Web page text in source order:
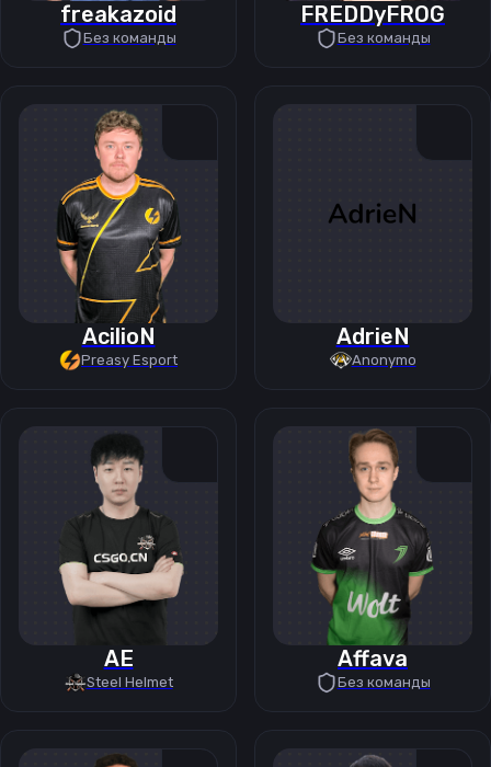
freakazoid
Без команды
FREDDyFROG
Без команды
AcilioN
Preasy Esport
AdrieN
Anonymo
AE
Steel Helmet
Affava
Без команды